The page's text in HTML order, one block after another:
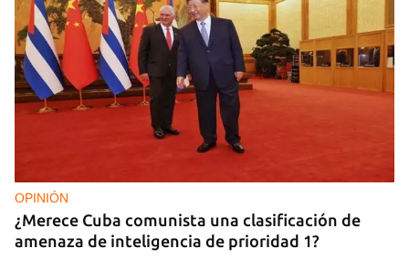
OPINIÓN
¿Merece Cuba comunista una clasificación de
amenaza de inteligencia de prioridad 1?